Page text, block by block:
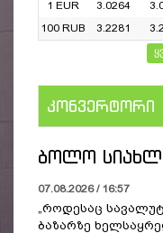
1 EUR
3.0264
100 RUB
3.2281
კონვერტორი
ᲑᲝᲚᲝ
07.08.2026 / 16:57
„როდესაც
ბაზარზე